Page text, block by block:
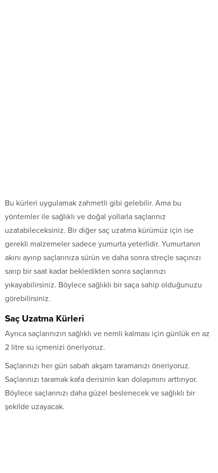
Bu kürleri uygulamak zahmetli gibi gelebilir. Ama bu
yöntemler ile sağlıklı ve doğal yollarla saçlarınız
uzatabileceksiniz. Bir diğer saç uzatma kürümüz için ise
gerekli malzemeler sadece yumurta yeterlidir. Yumurtanın
akını ayırıp saçlarınıza sürün ve daha sonra streçle saçınızı
sarıp bir saat kadar bekledikten sonra saçlarınızı
yıkayabilirsiniz. Böylece sağlıklı bir saça sahip olduğunuzu
görebilirsiniz.
Saç Uzatma Kürleri
Ayrıca saçlarınızın sağlıklı ve nemli kalması için günlük en az
2 litre su içmenizi öneriyoruz.
Saçlarınızı her gün sabah akşam taramanızı öneriyoruz.
Saçlarınızı taramak kafa derisinin kan dolaşımını arttırıyor.
Böylece saçlarınızı daha güzel beslenecek ve sağlıklı bir
şekilde uzayacak.